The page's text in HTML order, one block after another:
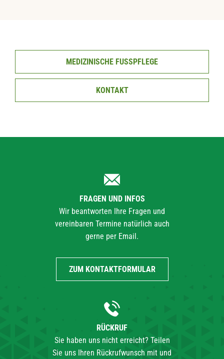
MEDIZINISCHE FUSSPFLEGE
KONTAKT
FRAGEN UND INFOS
Wir beantworten Ihre Fragen und
vereinbaren Termine natürlich auch
gerne per Email.
ZUM KONTAKTFORMULAR
RÜCKRUF
Sie haben uns nicht erreicht? Teilen
Sie uns Ihren Rückrufwunsch mit und